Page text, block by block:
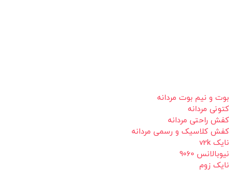
بوت و نیم بوت مردانه
کتونی مردانه
کفش راحتی مردانه
کفش کلاسیک و رسمی مردانه
نایک v2k
نیوبالانس 9060
نایک زوم